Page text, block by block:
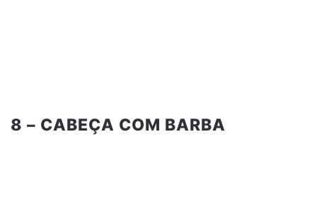
8 – CABEÇA COM BARBA